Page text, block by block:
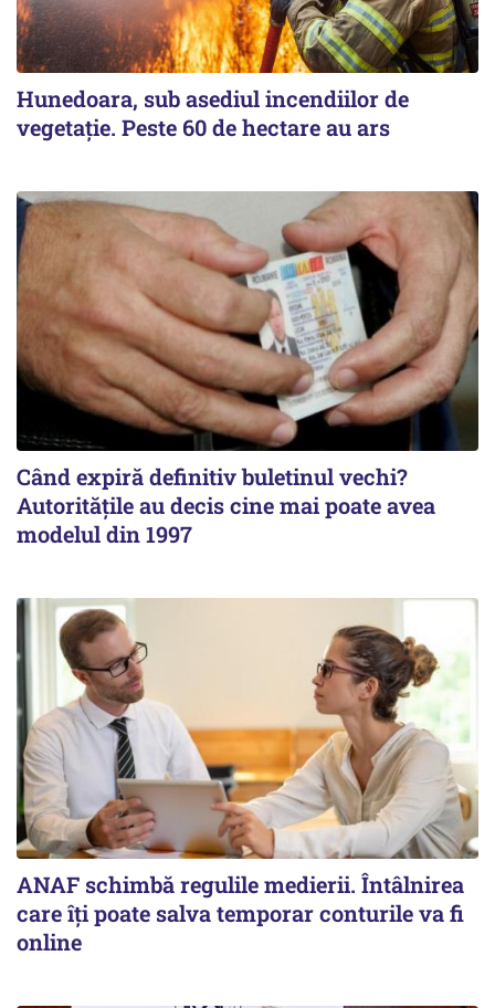
Hunedoara, sub asediul incendiilor de
vegetație. Peste 60 de hectare au ars
Când expiră definitiv buletinul vechi?
Autoritățile au decis cine mai poate avea
modelul din 1997
ANAF schimbă regulile medierii. Întâlnirea
care îți poate salva temporar conturile va fi
online